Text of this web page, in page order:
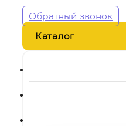
Обратный звонок
Каталог